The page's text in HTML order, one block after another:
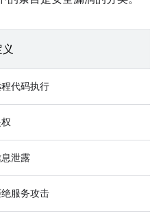
义
代码执行
泄露
服务攻击